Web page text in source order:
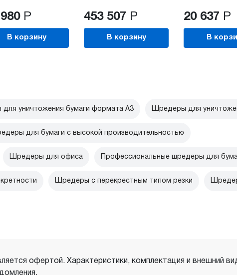
Р
В корзину
453 507 Р
В корзину
20 637 Р
В
уничтожения бумаги формата А3 Шредеры для
для бумаги с высокой производительностью
Шредеры для офиса Профессиональные шредеры для
Шредеры с перекрестным типом резки
офертой. Характеристики, комплектация и внешний